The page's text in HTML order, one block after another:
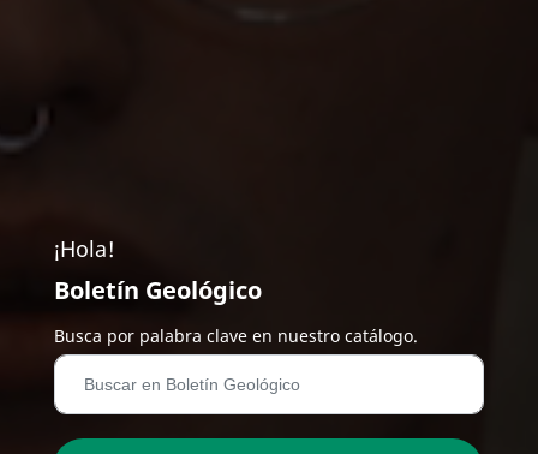
¡Hola!
Boletín Geológico
Busca por palabra clave en nuestro catálogo.